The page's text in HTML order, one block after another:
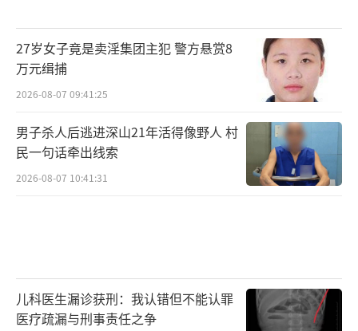
27岁女子竟是卖淫集团主犯 警方悬赏8
万元缉捕
2026-08-07 09:41:25
男子杀人后逃进深山21年活得像野人 村
民一句话牵出线索
2026-08-07 10:41:31
儿科医生漏诊获刑：我认错但不能认罪
医疗疏漏与刑事责任之争